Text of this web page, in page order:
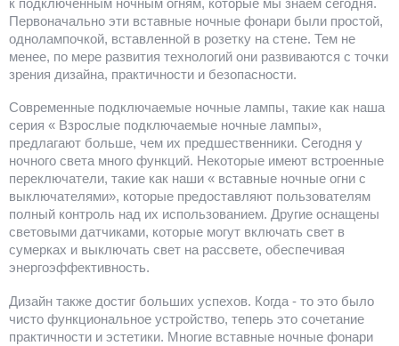
к подключенным ночным огням, которые мы знаем сегодня.
Первоначально эти вставные ночные фонари были простой,
однолампочкой, вставленной в розетку на стене. Тем не
менее, по мере развития технологий они развиваются с точки
зрения дизайна, практичности и безопасности.
Современные подключаемые ночные лампы, такие как наша
серия « Взрослые подключаемые ночные лампы»,
предлагают больше, чем их предшественники. Сегодня у
ночного света много функций. Некоторые имеют встроенные
переключатели, такие как наши « вставные ночные огни с
выключателями», которые предоставляют пользователям
полный контроль над их использованием. Другие оснащены
световыми датчиками, которые могут включать свет в
сумерках и выключать свет на рассвете, обеспечивая
энергоэффективность.
Дизайн также достиг больших успехов. Когда - то это было
чисто функциональное устройство, теперь это сочетание
практичности и эстетики. Многие вставные ночные фонари